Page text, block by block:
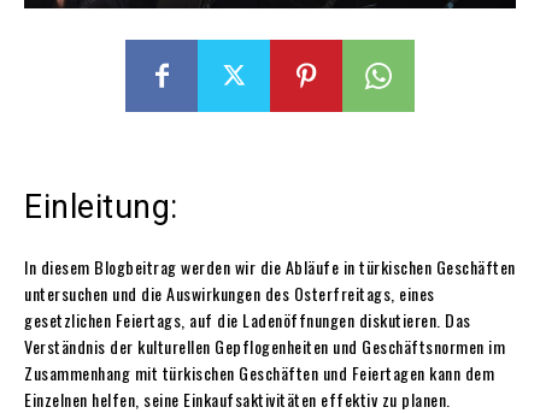
Einleitung:
In diesem Blogbeitrag werden wir die Abläufe in türkischen Geschäften
untersuchen und die Auswirkungen des Osterfreitags, eines
gesetzlichen Feiertags, auf die Ladenöffnungen diskutieren. Das
Verständnis der kulturellen Gepflogenheiten und Geschäftsnormen im
Zusammenhang mit türkischen Geschäften und Feiertagen kann dem
Einzelnen helfen, seine Einkaufsaktivitäten effektiv zu planen.